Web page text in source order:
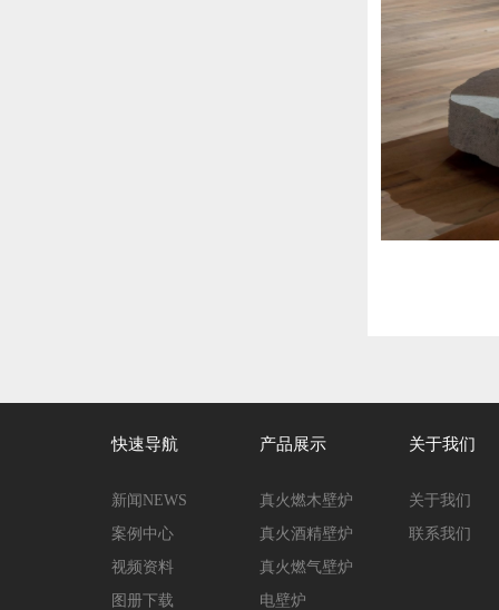
快速导航
新闻NEWS
案例中心
视频资料
图册下载
产品展示
真火燃木壁炉
真火酒精壁炉
真火燃气壁炉
电壁炉
关于我们
关于我们
联系我们